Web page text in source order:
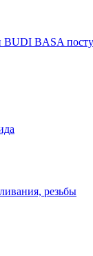
BASA
резьбы